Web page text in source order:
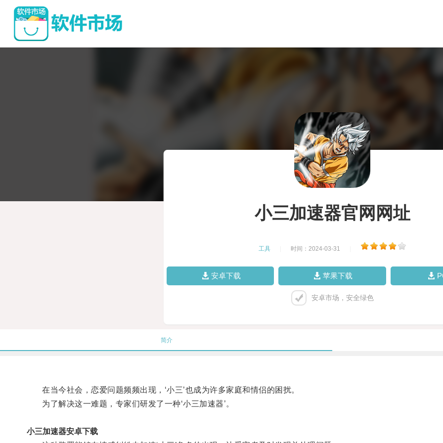
小三加速器官网网址
工具 时间：2024-03-31
安卓下载 苹果下载
安卓市场，安全绿色
简介
在当今社会，恋爱问题频频出现，‘小三’也成为许多家庭和情侣的困扰。
为了解决这一难题，专家们研发了一种‘小三加速器’。
小三加速器安卓下载